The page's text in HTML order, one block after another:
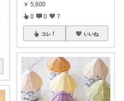
￥ 5,600
0 0 7
コレ いいね